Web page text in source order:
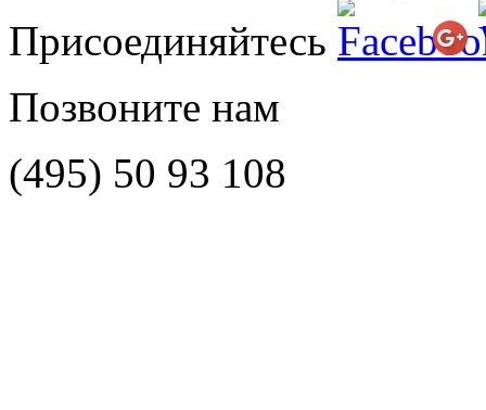
Присоединяйтесь
Позвоните нам
(495) 50 93 108